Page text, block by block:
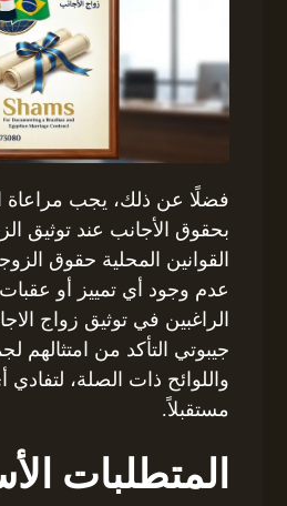
فضلًا عن ذلك، يجب مراعاة
بحقوق الأجانب عند توثيق
القوانين المحلية حقوق
عدم وجود أي تمييز أو
الراغبين في توثيق زواج
جيبوتي التأكد من امتثالهم
واللوائح ذات الصلة،
مستقبلاً.
المتطلبات